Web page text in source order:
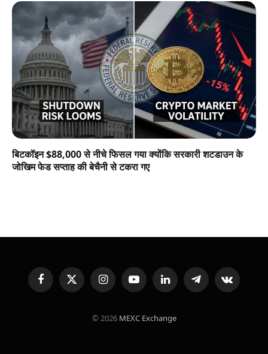
बिटकॉइन $88,000 से नीचे फिसल गया क्योंकि सरकारी शटडाउन के
जोखिम फेड सप्ताह की बेचैनी से टकरा गए
FacebookX
(Twitter)
InstagramYouTubeLinkedInTelegramVKontakte
© 2026 MEXC Exchange